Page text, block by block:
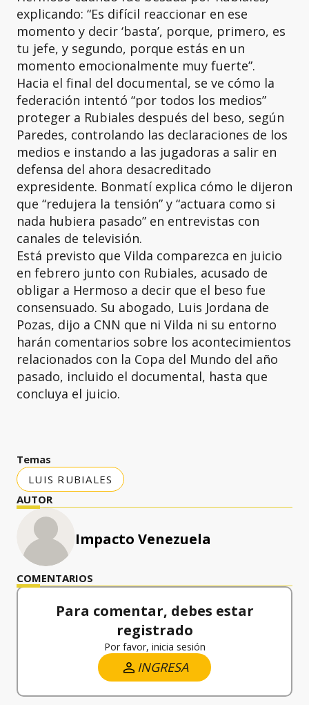
explicando: “Es difícil reaccionar en ese
momento y decir ‘basta’, porque, primero, es
tu jefe, y segundo, porque estás en un
momento emocionalmente muy fuerte”.
Hacia el final del documental, se ve cómo la
federación intentó “por todos los medios”
proteger a Rubiales después del beso, según
Paredes, controlando las declaraciones de los
medios e instando a las jugadoras a salir en
defensa del ahora desacreditado
expresidente. Bonmatí explica cómo le dijeron
que “redujera la tensión” y “actuara como si
nada hubiera pasado” en entrevistas con
canales de televisión.
Está previsto que Vilda comparezca en juicio
en febrero junto con Rubiales, acusado de
obligar a Hermoso a decir que el beso fue
consensuado. Su abogado, Luis Jordana de
Pozas, dijo a CNN que ni Vilda ni su entorno
harán comentarios sobre los acontecimientos
relacionados con la Copa del Mundo del año
pasado, incluido el documental, hasta que
concluya el juicio.
Temas
LUIS RUBIALES
AUTOR
Impacto Venezuela
COMENTARIOS
Para comentar, debes estar
registrado
Por favor, inicia sesión
INGRESA